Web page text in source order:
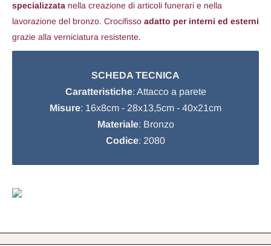
specializzata nella creazione di articoli funerari e nella
lavorazione del bronzo. Crocifisso adatto per interni ed esterni
grazie alla verniciatura resistente.
SCHEDA TECNICA
Caratteristiche: Attacco a parete
Misure: 16x8cm - 28x13,5cm - 40x21cm
Materiale: Bronzo
Codice: 2080